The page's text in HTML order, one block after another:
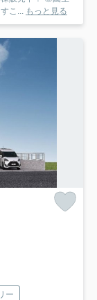
こ... もっと見る
ー